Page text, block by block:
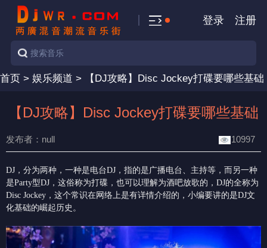
登录 注册
首页 > 娱乐频道 > 【DJ攻略】Disc Jockey打碟要哪些基础
【DJ攻略】Disc Jockey打碟要哪些基础
发布者：null 10997
DJ，分为两种，一种是电台DJ，指的是广播电台、主持等，而另一种
是Party型DJ，这俗称为打碟，也可以理解为酒吧放歌的，DJ的全称为
Disc Jockey，这个常识在网络上是有详情介绍的，小编要讲的是DJ文
化基础的崛起历史。